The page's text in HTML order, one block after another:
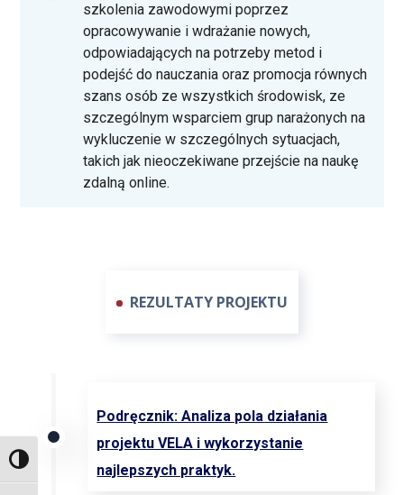
TOGGLE HIGH CONTRAST
szkolenia zawodowymi poprzez
opracowywanie i wdrażanie nowych,
odpowiadających na potrzeby metod i
podejść do nauczania oraz promocja równych
szans osób ze wszystkich środowisk, ze
szczególnym wsparciem grup narażonych na
wykluczenie w szczególnych sytuacjach,
takich jak nieoczekiwane przejście na naukę
zdalną online.
REZULTATY PROJEKTU
Podręcznik: Analiza pola działania
projektu VELA i wykorzystanie
najlepszych praktyk.